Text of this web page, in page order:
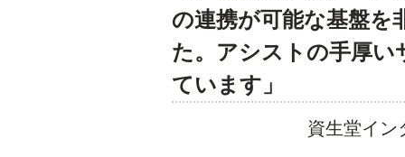
の連携が可能な基盤を
た。アシストの手厚い
ています」
資生堂イン